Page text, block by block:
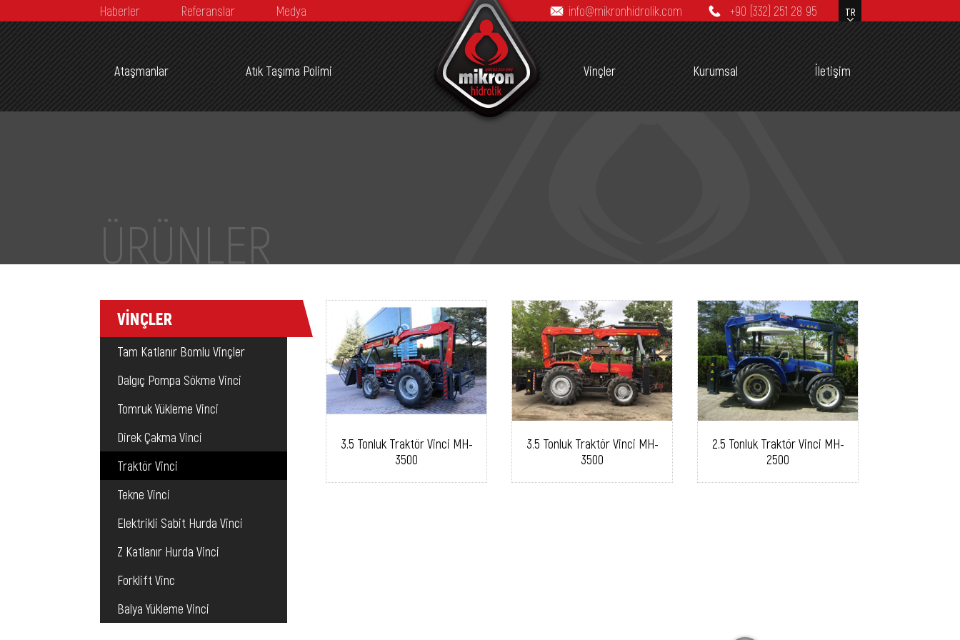
Haberler Referanslar Medya +90 (332) 251 28 95
info@mikronhidrolik.com
Ataşmanlar Atık Taşıma Polimi Vinçler Kurumsal İletişim
ÜRÜNLER
VİNÇLER
Tam Katlanır Bomlu Vinçler
Dalgıç Pompa Sökme Vinci
Tomruk Yükleme Vinci
Direk Çakma Vinci
Traktör Vinci
Tekne Vinci
Elektrikli Sabit Hurda Vinci
Z Katlanır Hurda Vinci
Forklift Vinc
Balya Yükleme Vinci
3.5 Tonluk Traktör Vinci MH-
3500
3.5 Tonluk Traktör Vinci MH-
3500
2.5 Tonluk Traktör Vinci MH-
2500